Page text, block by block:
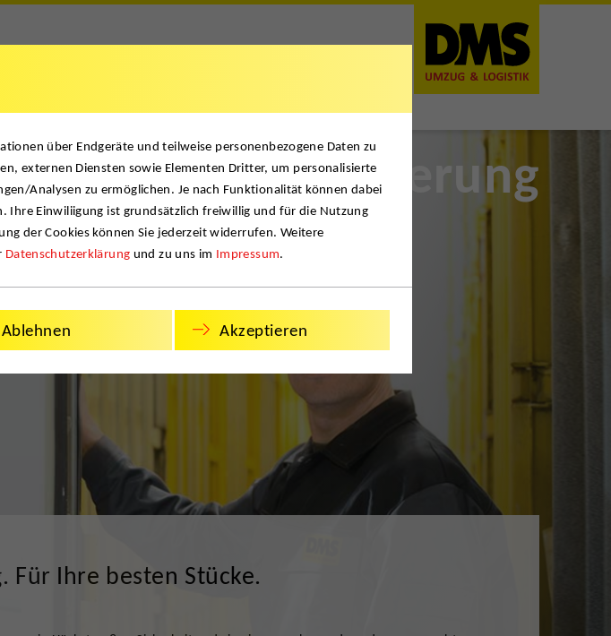
Containerlagerung
Für Ihre besten Stücke.
über Endgeräte und teilweise personenbezogene Daten zu
externen Diensten sowie Elementen Dritter, um personalisierte
Analysen zu ermöglichen. Je nach Funktionalität können dabei
Einwiliigung ist grundsätzlich freiwillig und für die Nutzung
der Cookies können Sie jederzeit widerrufen. Weitere
Datenschutzerklärung und zu uns im Impressum.
Ablehnen Akzeptieren